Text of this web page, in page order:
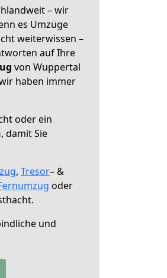
– wir
es Umzüge
weiterwissen –
auf Ihre
von Wuppertal
haben immer
oder ein
, damit Sie
, Tresor– &
oder
und